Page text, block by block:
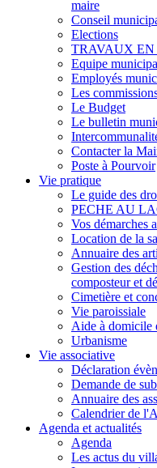
maire
Conseil
Elections
TRAVAUX EN
Equipe
Employés
Les
Le Budget
Le bulletin
Contacter la
Poste à Pourvoir
Vie pratique
Le guide des
PECHE AU
Vos démarches
Location de la
Annuaire des
Gestion des
composteur et
Cimetière et
Vie paroissiale
Aide à domicile
Urbanisme
Vie associative
Déclaration
Demande de
Annuaire des
Calendrier de
Agenda et actualités
Agenda
Les actus du